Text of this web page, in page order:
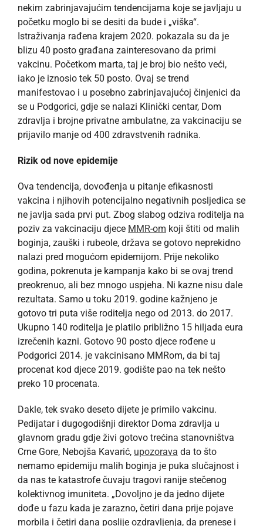
nekim zabrinjavajućim tendencijama koje se javljaju u
početku moglo bi se desiti da bude i „viška“.
Istraživanja rađena krajem 2020. pokazala su da je
blizu 40 posto građana zainteresovano da primi
vakcinu. Početkom marta, taj je broj bio nešto veći,
iako je iznosio tek 50 posto. Ovaj se trend
manifestovao i u posebno zabrinjavajućoj činjenici da
se u Podgorici, gdje se nalazi Klinički centar, Dom
zdravlja i brojne privatne ambulatne, za vakcinaciju se
prijavilo manje od 400 zdravstvenih radnika.
Rizik od novе epidemijе
Ova tendencija, dovođenja u pitanje efikasnosti
vakcina i njihovih potencijalno negativnih posljedica se
ne javlja sada prvi put. Zbog slabog odziva roditelja na
poziv za vakcinaciju djece MMR-om koji štiti od malih
boginja, zauški i rubeole, država se gotovo neprekidno
nalazi pred mogućom epidemijom. Prije nekoliko
godina, pokrenuta je kampanja kako bi se ovaj trend
preokrenuo, ali bez mnogo uspjeha. Ni kazne nisu dale
rezultata. Samo u toku 2019. godine kažnjeno je
gotovo tri puta više roditelja nego od 2013. do 2017.
Ukupno 140 roditelja je platilo približno 15 hiljada eura
izrečenih kazni. Gotovo 90 posto djece rođene u
Podgorici 2014. je vakcinisano MMRom, da bi taj
procenat kod djece 2019. godište pao na tek nešto
preko 10 procenata.
Dakle, tek svako deseto dijete je primilo vakcinu.
Pedijatar i dugogodišnji direktor Doma zdravlja u
glavnom gradu gdje živi gotovo trećina stanovništva
Crne Gore, Nebojša Kavarić, upozorava da to što
nemamo epidemiju malih boginja je puka slučajnost i
da nas te katastrofe čuvaju tragovi ranije stečenog
kolektivnog imuniteta. „Dovoljno je da jedno dijete
dođe u fazu kada je zarazno, četiri dana prije pojave
morbila i četiri dana poslije ozdravljenja, da prenese i